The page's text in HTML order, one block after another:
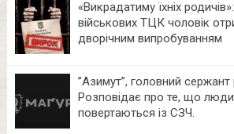
«Викрадатиму їхніх
військових ТЦК чоловік
дворічним випробуванням
⁨”Азимут”, головний
Розповідає про те, що люди
повертаються із СЗЧ.